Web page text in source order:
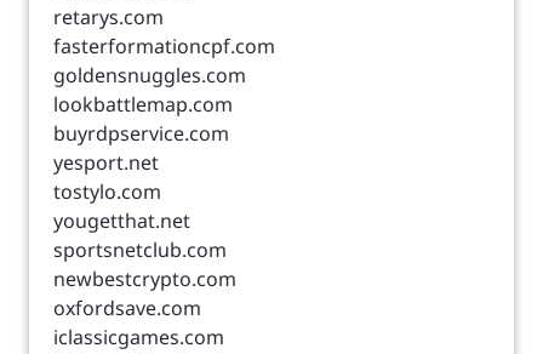
retarys.com
fasterformationcpf.com
goldensnuggles.com
lookbattlemap.com
buyrdpservice.com
yesport.net
tostylo.com
yougetthat.net
sportsnetclub.com
newbestcrypto.com
oxfordsave.com
iclassicgames.com